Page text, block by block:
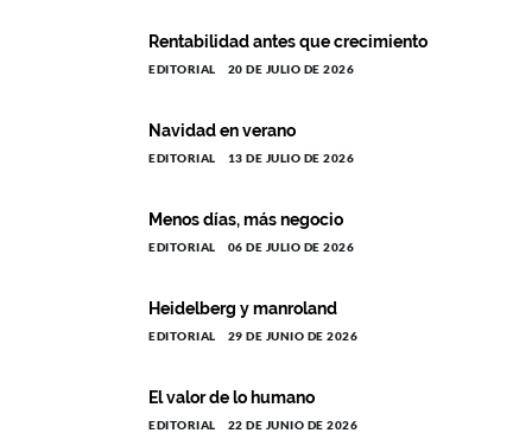
Rentabilidad antes que crecimiento
EDITORIAL 20 DE JULIO DE 2026
Navidad en verano
EDITORIAL 13 DE JULIO DE 2026
Menos días, más negocio
EDITORIAL 06 DE JULIO DE 2026
Heidelberg y manroland
EDITORIAL 29 DE JUNIO DE 2026
El valor de lo humano
EDITORIAL 22 DE JUNIO DE 2026